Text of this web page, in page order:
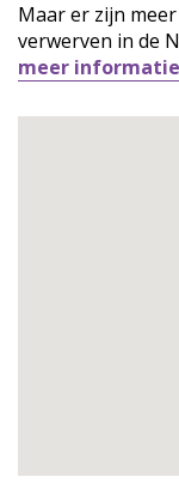
Maar er zijn
verwerven in de
meer informatie